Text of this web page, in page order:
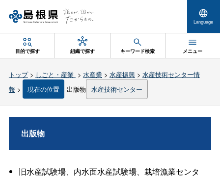
Language
目的で探す 組織で探す キーワード検索 メニュー
トップ> しごと・産業 > 水産業> 水産振興> 水産技術センター情
報 > 現在の位置 出版物 水産技術センター
出版物
旧水産試験場、内水面水産試験場、栽培漁業センタ